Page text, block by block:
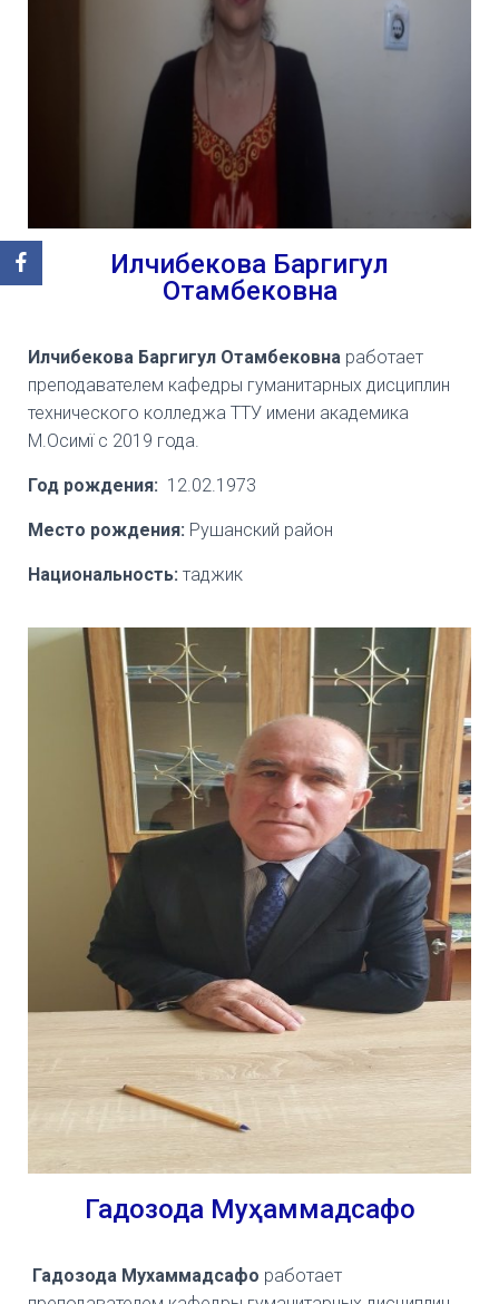
Илчибекова Баргигул
Отамбековна
Илчибекова Баргигул Отамбековна работает
преподавателем кафедры гуманитарных дисциплин
технического колледжа ТТУ имени академика
М.Осимї с 2019 года.
Год рождения: 12.02.1973
Место рождения: Рушанский район
Национальность: таджик
Гадозода Муҳаммадсафо
Гадозода Мухаммадсафо работает